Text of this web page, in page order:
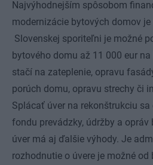
Najvýhodnejším spôsobom
modernizácie bytových domov je
Slovenskej sporiteľni je možné
bytového domu až 11 000 eur
stačí na zateplenie, opravu
porúch domu, opravu strechy či
Splácať úver na rekonštrukciu
fondu prevádzky, údržby a opráv
úver má aj ďalšie výhody. Je
rozhodnutie o úvere je možné